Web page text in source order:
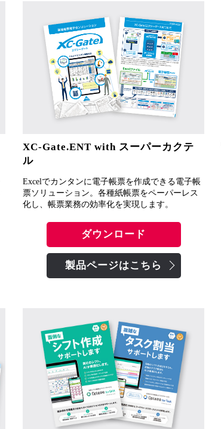
XC-Gate.ENT with スーパーカクテ
ル
Excelでカンタンに電子帳票を作成できる電子帳
票ソリューション。各種紙帳票をペーパーレス
化し、帳票業務の効率化を実現します。
ダウンロード
製品ページはこちら